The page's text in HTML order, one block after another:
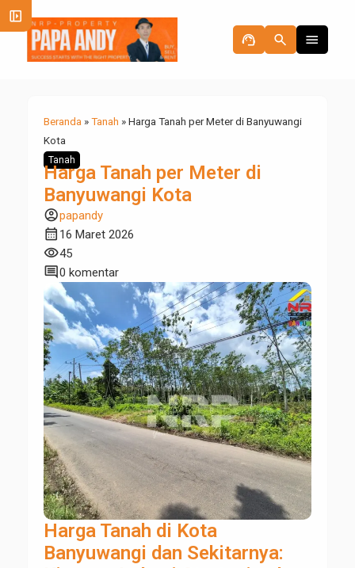
support_agent search menu
Beranda »Tanah »Harga Tanah per Meter di Banyuwangi
Kota
Tanah
Harga Tanah per Meter di
Banyuwangi Kota
account_circlepapandy
calendar_month 16 Maret 2026
visibility45
comment0 komentar
Harga Tanah di Kota
Banyuwangi dan Sekitarnya:
left_panel_open